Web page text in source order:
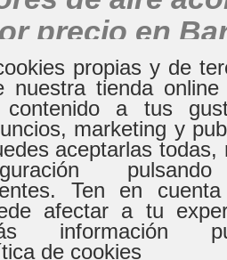
precio en
9:00h
propias y de
nuestra tienda
a tus
marketing y
aceptarlas todas,
Ten en
afectar a tu
información
de cookies